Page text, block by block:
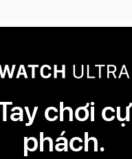
chơi cự
phách.